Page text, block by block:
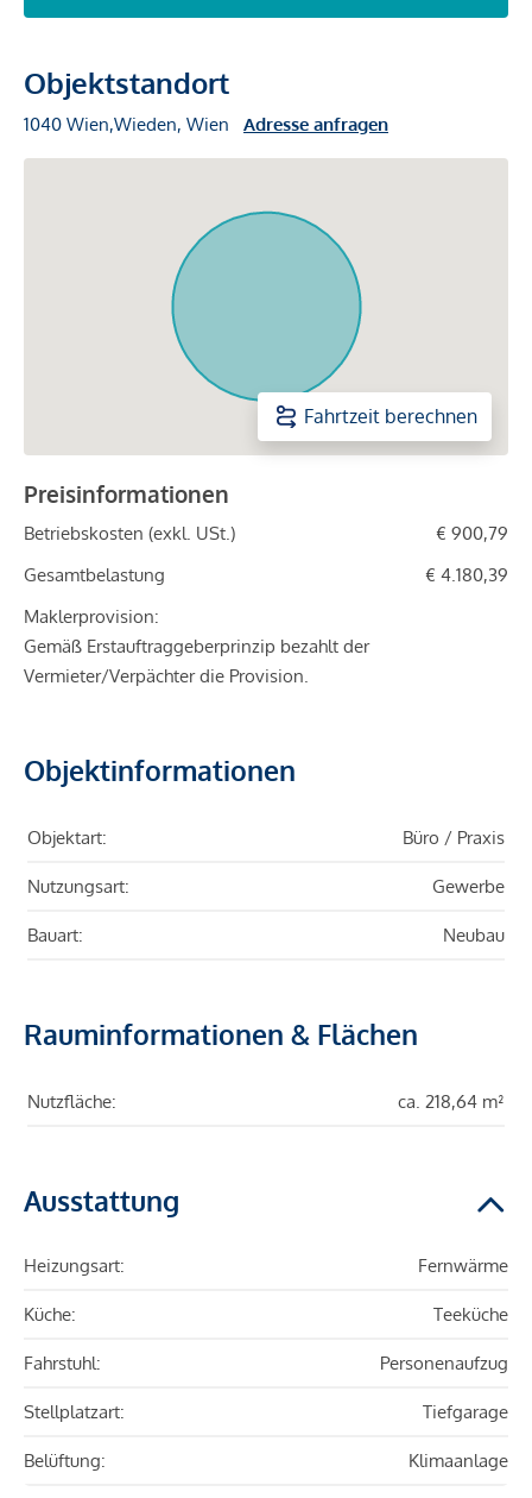
Objektstandort
1040 Wien,Wieden, Wien Adresse anfragen
Fahrtzeit berechnen
Preisinformationen
Betriebskosten (exkl. USt.)
€ 900,79
Gesamtbelastung
€ 4.180,39
Maklerprovision:
Gemäß Erstauftraggeberprinzip bezahlt der
Vermieter/Verpächter die Provision.
Objektinformationen
Objektart: Büro / Praxis
Nutzungsart: Gewerbe
Bauart: Neubau
Rauminformationen & Flächen
Nutzfläche: ca. 218,64 m²
Ausstattung
Heizungsart: Fernwärme
Küche: Teeküche
Fahrstuhl: Personenaufzug
Stellplatzart: Tiefgarage
Belüftung: Klimaanlage